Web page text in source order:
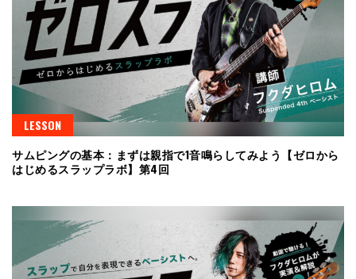
LESSON
サムピングの基本：まずは親指で1音鳴らしてみよう【ゼロから
はじめるスラップラボ】第4回